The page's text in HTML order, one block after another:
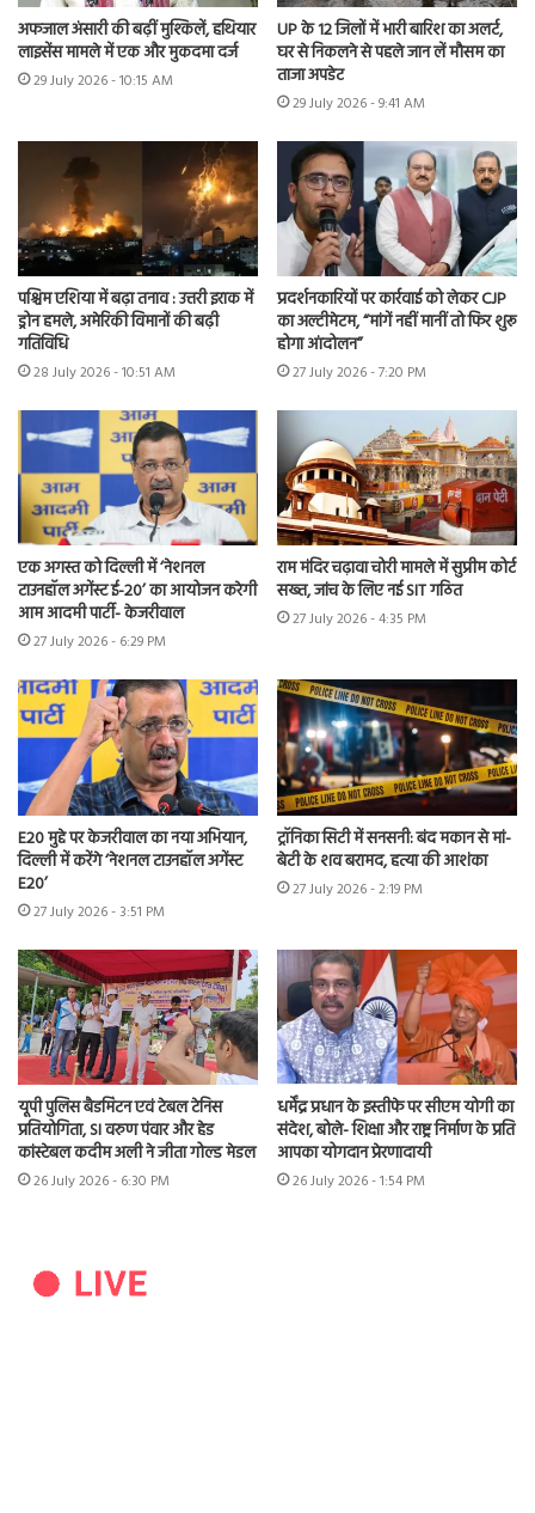
अफजाल अंसारी की बढ़ीं मुश्किलें, हथियार
लाइसेंस मामले में एक और मुकदमा दर्ज
29 July 2026 - 10:15 AM
UP के 12 जिलों में भारी बारिश का अलर्ट,
घर से निकलने से पहले जान लें मौसम का
ताजा अपडेट
29 July 2026 - 9:41 AM
पश्चिम एशिया में बढ़ा तनाव : उत्तरी इराक में
ड्रोन हमले, अमेरिकी विमानों की बढ़ी
गतिविधि
28 July 2026 - 10:51 AM
प्रदर्शनकारियों पर कार्रवाई को लेकर CJP
का अल्टीमेटम, “मांगें नहीं मानीं तो फिर शुरू
होगा आंदोलन”
27 July 2026 - 7:20 PM
एक अगस्त को दिल्ली में ‘नेशनल
टाउनहॉल अगेंस्ट ई-20’ का आयोजन करेगी
आम आदमी पार्टी- केजरीवाल
27 July 2026 - 6:29 PM
राम मंदिर चढ़ावा चोरी मामले में सुप्रीम कोर्ट
सख्त, जांच के लिए नई SIT गठित
27 July 2026 - 4:35 PM
E20 मुद्दे पर केजरीवाल का नया अभियान,
दिल्ली में करेंगे ‘नेशनल टाउनहॉल अगेंस्ट
E20’
27 July 2026 - 3:51 PM
ट्रॉनिका सिटी में सनसनी: बंद मकान से मां-
बेटी के शव बरामद, हत्या की आशंका
27 July 2026 - 2:19 PM
यूपी पुलिस बैडमिंटन एवं टेबल टेनिस
प्रतियोगिता, SI वरुण पंवार और हेड
कांस्टेबल कदीम अली ने जीता गोल्ड मेडल
26 July 2026 - 6:30 PM
धर्मेंद्र प्रधान के इस्तीफे पर सीएम योगी का
संदेश, बोले- शिक्षा और राष्ट्र निर्माण के प्रति
आपका योगदान प्रेरणादायी
26 July 2026 - 1:54 PM